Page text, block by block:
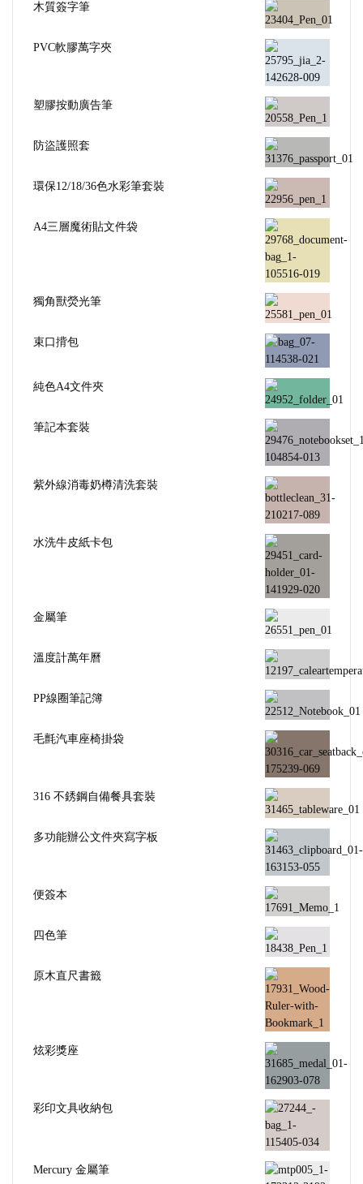
木質簽字筆
PVC軟膠萬字夾
塑膠按動廣告筆
防盜護照套
環保12/18/36色水彩筆套裝
A4三層魔術貼文件袋
獨角獸熒光筆
束口揹包
純色A4文件夾
筆記本套裝
紫外線消毒奶樽清洗套裝
水洗牛皮紙卡包
金屬筆
溫度計萬年曆
PP線圈筆記簿
毛氈汽車座椅掛袋
316 不銹鋼自備餐具套裝
多功能辦公文件夾寫字板
便簽本
四色筆
原木直尺書籤
炫彩獎座
彩印文具收納包
Mercury 金屬筆